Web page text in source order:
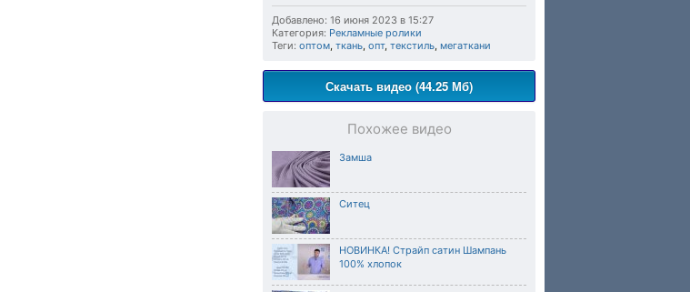
Добавлено: 16 июня 2023 в 15:27
Категория: Рекламные ролики
Теги: оптом, ткань, опт, текстиль, мегаткани
Скачать видео (44.25 Мб)
Похожее видео
Замша
Ситец
НОВИНКА! Страйп сатин Шампань
100% хлопок